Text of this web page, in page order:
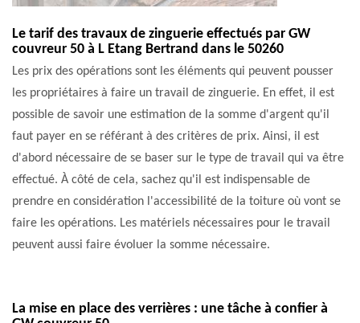
Le tarif des travaux de zinguerie effectués par GW
couvreur 50 à L Etang Bertrand dans le 50260
Les prix des opérations sont les éléments qui peuvent pousser
les propriétaires à faire un travail de zinguerie. En effet, il est
possible de savoir une estimation de la somme d'argent qu'il
faut payer en se référant à des critères de prix. Ainsi, il est
d'abord nécessaire de se baser sur le type de travail qui va être
effectué. À côté de cela, sachez qu'il est indispensable de
prendre en considération l'accessibilité de la toiture où vont se
faire les opérations. Les matériels nécessaires pour le travail
peuvent aussi faire évoluer la somme nécessaire.
La mise en place des verrières : une tâche à confier à